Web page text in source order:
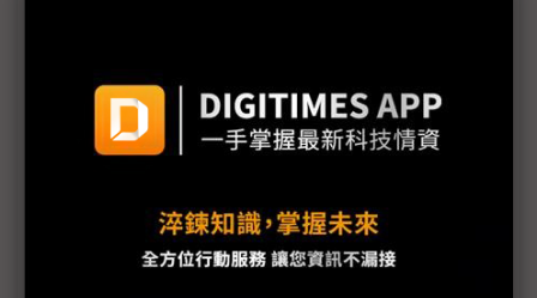
富采Micro LED產線2023年底就緒 迎戰台灣發展終
極顯示最佳時機
友達Micro LED步入量產 彭双浪：成本下降速度可